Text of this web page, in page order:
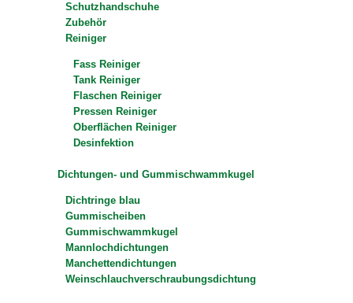
Schutzhandschuhe
Zubehör
Reiniger
Fass Reiniger
Tank Reiniger
Flaschen Reiniger
Pressen Reiniger
Oberflächen Reiniger
Desinfektion
Dichtungen- und Gummischwammkugel
Dichtringe blau
Gummischeiben
Gummischwammkugel
Mannlochdichtungen
Manchettendichtungen
Weinschlauchverschraubungsdichtung